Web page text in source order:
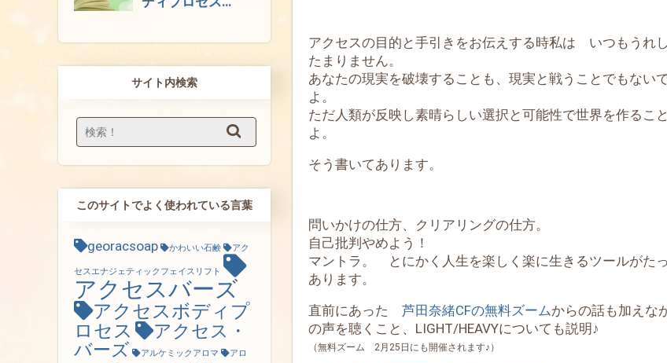
アクセスの目的と手引きをお伝えする時私は いつもうれ
たまりません。
あなたの現実を破壊することも、現実と戦うことでもない
よ。
ただ人類が反映し素晴らしい選択と可能性で世界を作るこ
よ。
そう書いてあります。
問いかけの仕方、クリアリングの仕方。
自己批判やめよう！
マントラ。 とにかく人生を楽しく楽に生きるツールがた
あります。
直前にあった 芦田奈緒CFの無料ズームからの話も加えな
の声を聴くこと、LIGHT/HEAVYについても説明♪
（無料ズーム 2月25日にも開催されます♪）
サイト内検索
このサイトでよく使われている言葉
georacsoap かわいい石鹸 アク
セスエナジェティックフェイスリフト
アクセスバーズ
アクセスボディプ
ロセス
アクセス・
バーズ
アルケミックアロマ
アロ